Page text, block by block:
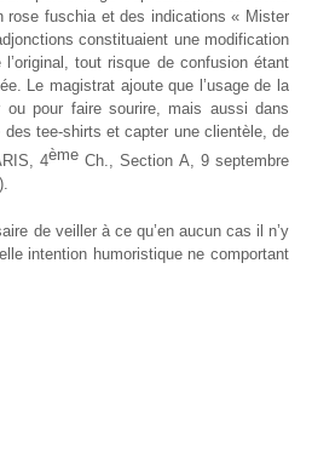
rose fuschia et des indications « Mister
constituaient une modification
tout risque de confusion étant
Le magistrat ajoute que l’usage de la
ou pour faire sourire, mais aussi dans
des tee-shirts et capter une clientèle, de
4èmeCh., Section A, 9 septembre
de veiller à ce qu’en aucun cas il n’y
intention humoristique ne comportant